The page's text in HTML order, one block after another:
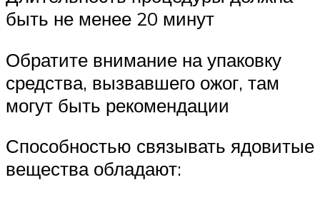
быть не менее 20 минут
Обратите внимание на упаковку
средства, вызвавшего ожог, там
могут быть рекомендации
Способностью связывать ядовитые
вещества обладают: